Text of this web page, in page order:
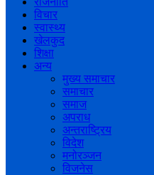
विचार
स्वास्थ्य
खेलकुद
शिक्षा
अन्य
मुख्य समाचार
समाचार
समाज
अपराध
अन्तराष्ट्रिय
विदेश
मनोरञ्जन
विजनेस